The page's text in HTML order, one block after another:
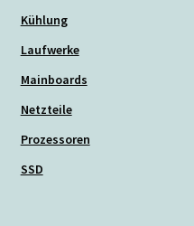
Kühlung
Laufwerke
Mainboards
Netzteile
Prozessoren
SSD